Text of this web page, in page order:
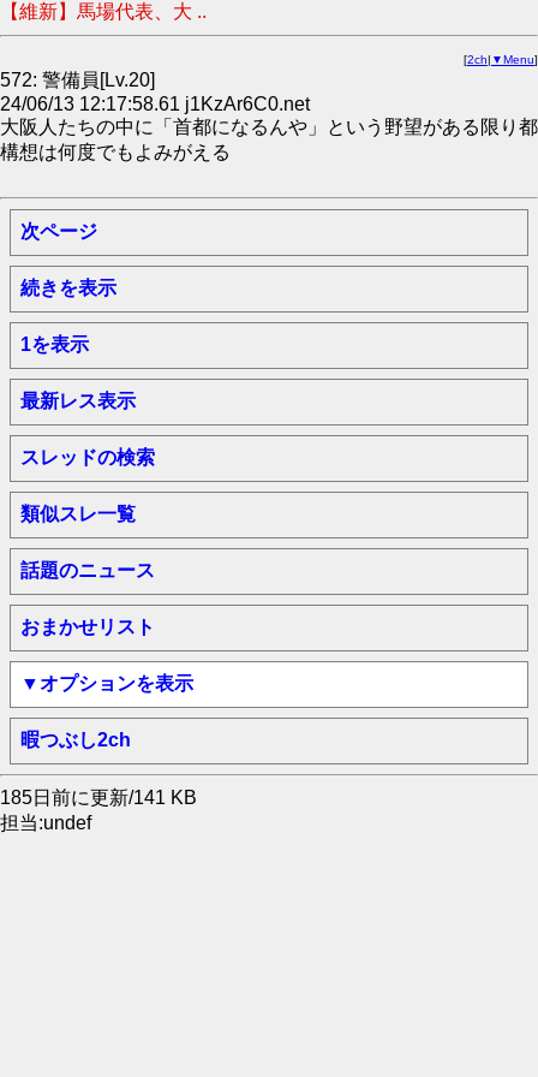
【維新】馬場代表、大 ..
[2ch| ▼Menu]
572: 警備員[Lv.20]
24/06/13 12:17:58.61 j1KzAr6C0.net
大阪人たちの中に「首都になるんや」という野望がある限り都
構想は何度でもよみがえる
次ページ
続きを表示
1を表示
最新レス表示
スレッドの検索
類似スレ一覧
話題のニュース
おまかせリスト
▼オプションを表示
暇つぶし2ch
185日前に更新/141 KB
担当:undef